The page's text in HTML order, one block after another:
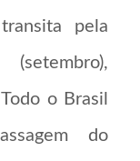
pela
o Brasil
do